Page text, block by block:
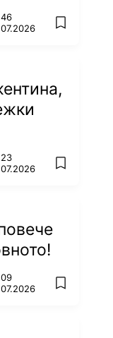
add
add
add